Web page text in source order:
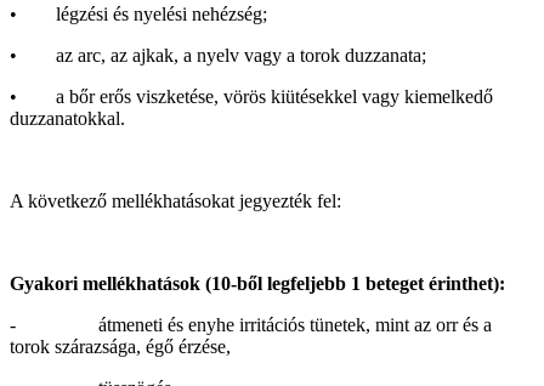
• légzési és nyelési nehézség;
• az arc, az ajkak, a nyelv vagy a torok duzzanata;
• a bőr erős viszketése, vörös kiütésekkel vagy kiemelkedő
duzzanatokkal.
A következő mellékhatásokat jegyezték fel:
Gyakori mellékhatások (10-ből legfeljebb 1 beteget érinthet):
- átmeneti és enyhe irritációs tünetek, mint az orr és a
torok szárazsága, égő érzése,